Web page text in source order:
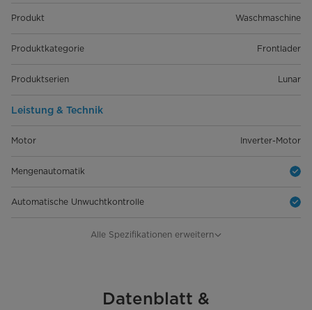
Produkt Waschmaschine
Produktkategorie Frontlader
Produktserien Lunar
Leistung & Technik
Motor Inverter-Motor
Mengenautomatik
Automatische Unwuchtkontrolle
Bedienung & Anzeige
Alle Spezifikationen erweitern
Datenblatt &